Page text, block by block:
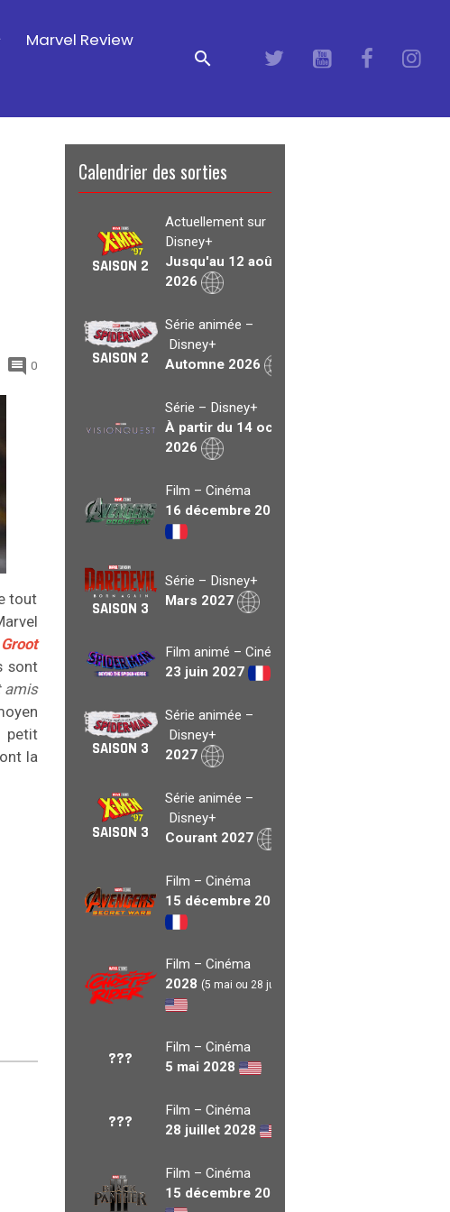
Marvel Review
0
tout
sont
amis
petit
la
Calendrier des sorties
SAISON 2
Actuellement sur
Disney+
Jusqu'au 12 août
2026
SAISON 2
Série animée –
Disney+
Automne 2026
Série – Disney+
À partir du 14 oct.
2026
Film – Cinéma
16 décembre 2026
SAISON 3
Série – Disney+
Mars 2027
Film animé – Cinéma
23 juin 2027
SAISON 3
Série animée –
Disney+
2027
SAISON 3
Série animée –
Disney+
Courant 2027
Film – Cinéma
15 décembre 2027
Film – Cinéma
2028 (5 mai ou 28 juil.)
???
Film – Cinéma
5 mai 2028
???
Film – Cinéma
28 juillet 2028
Film – Cinéma
15 décembre 2028